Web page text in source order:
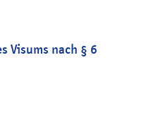
Visums nach § 6